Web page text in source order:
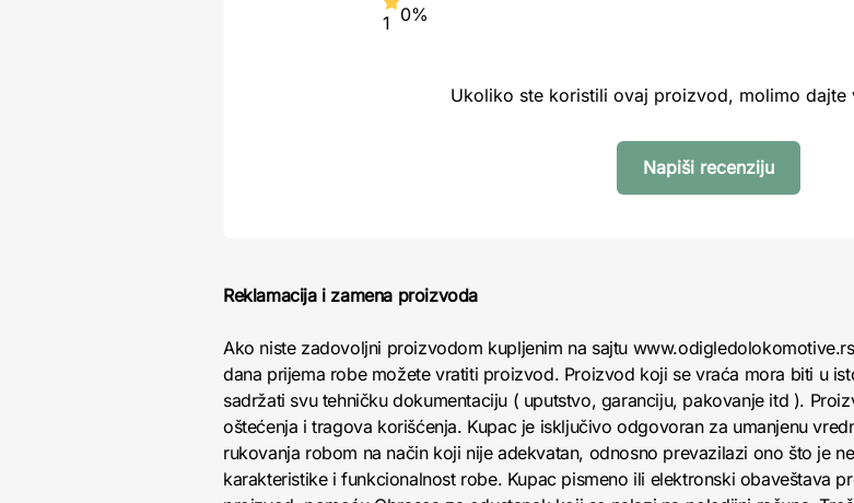
1 0%
Ukoliko ste koristili ovaj proizvod, molimo dajte
Napiši recenziju
Reklamacija i zamena proizvoda
Ako niste zadovoljni proizvodom kupljenim na sajtu
dana prijema robe možete vratiti proizvod. Proizvod koji se vraća mora biti u
sadržati svu tehničku dokumentaciju ( uputstvo, garanciju, pakovanje itd ).
oštećenja i tragova korišćenja. Kupac je isključivo odgovoran za umanjenu
rukovanja robom na način koji nije adekvatan, odnosno prevazilazi ono što je
karakteristike i funkcionalnost robe. Kupac pismeno ili elektronski obaveštava